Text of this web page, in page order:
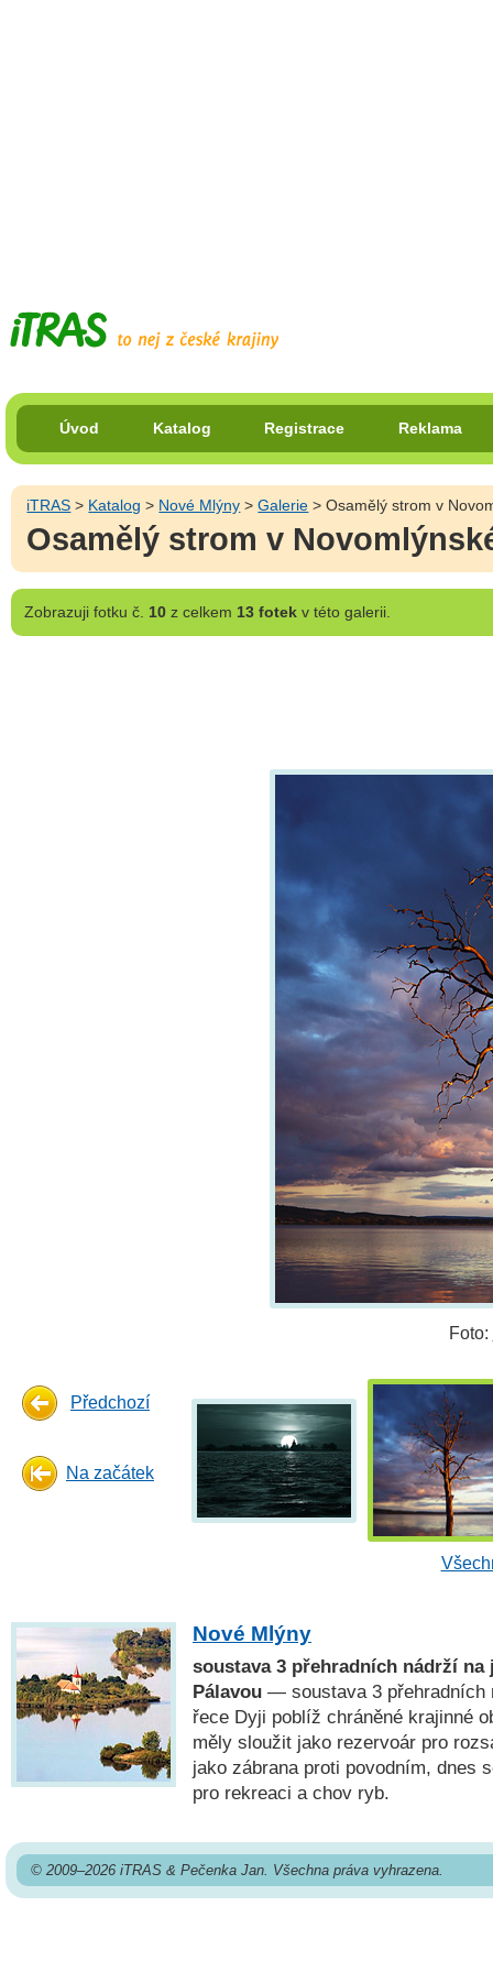
Úvod Katalog Registrace Reklama
iTRAS > Katalog > Nové Mlýny >Galerie > Osamělý strom v
Osamělý strom v
Zobrazujifotku č. 10z celkem 13 fotekv této galerii.
Foto:
Předchozí
Na začátek
Nové Mlýny
soustava 3 přehradních nádrží na
Pálavou — soustava 3 přehradních
řece Dyji poblíž chráněné krajinné
měly sloužit jako rezervoár pro
jako zábrana proti povodním, dnes
pro rekreaci a chov ryb.
© 2009–2026 iTRAS & Pečenka Jan. Všechna práva vyhrazena.